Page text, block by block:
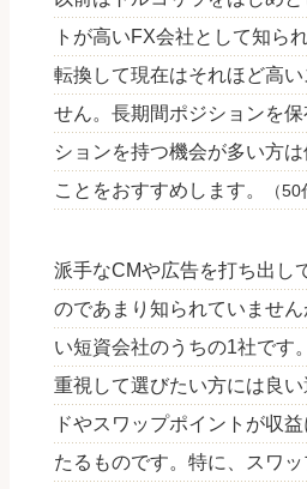
トが高いFX会社として知ら
転換して現在はそれほど高
せん。長期間ポジションを
ションを持つ機会が多い方
ことをおすすめします。
（
派手なCMや広告を打ち出し
のであまり知られていませ
い短資会社のうちの1社です
重視して選びたい方には良
ドやスワップポイントが収
たるものです。特に、スワ